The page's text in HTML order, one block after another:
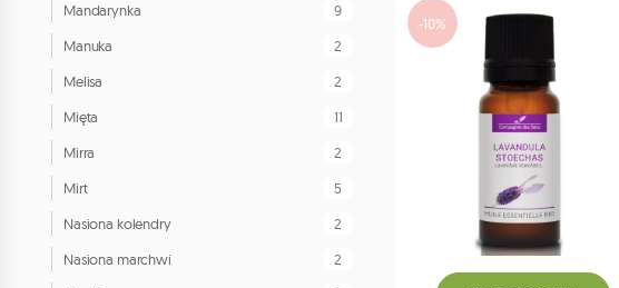
Mandarynka 9
Manuka 2
Melisa 2
Mięta 11
Mirra 2
Mirt 5
Nasiona kolendry 2
Nasiona marchwi 2
-10%